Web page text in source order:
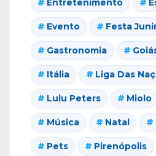
Entretenimento
Evento Festa
Gastronomia
Itália Liga Das
Lulu Peters Miolo
Música Natal
Pets Pirenópolis